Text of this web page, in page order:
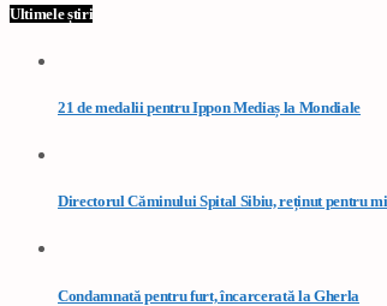
Ultimele știri
21 de medalii pentru Ippon Mediaș la Mondiale
Directorul Căminului Spital Sibiu, reținut pentru
Condamnată pentru furt, încarcerată la Gherla